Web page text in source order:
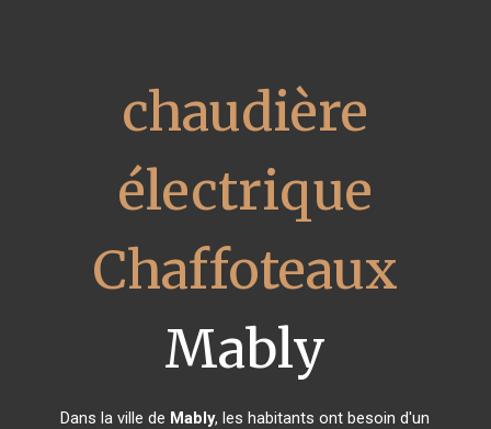
chaudière
électrique
Chaffoteaux
Mably
Dans la ville de Mably, les habitants ont besoin d'un